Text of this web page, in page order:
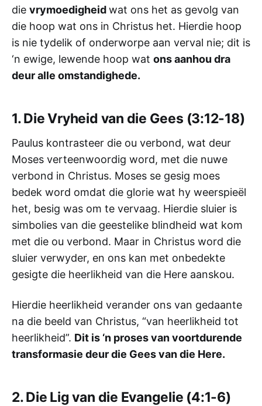
die vrymoedigheidwat ons het as gevolg van
die hoop wat ons in Christus het. Hierdie hoop
is nie tydelik of onderworpe aan verval nie; dit is
‘n ewige, lewende hoop wat ons aanhou dra
deur alle omstandighede.
1. Die Vryheid van die Gees (3:12-18)
Paulus kontrasteer die ou verbond, wat deur
Moses verteenwoordig word, met die nuwe
verbond in Christus. Moses se gesig moes
bedek word omdat die glorie wat hy weerspieël
het, besig was om te vervaag. Hierdie sluier is
simbolies van die geestelike blindheid wat kom
met die ou verbond. Maar in Christus word die
sluier verwyder, en ons kan met onbedekte
gesigte die heerlikheid van die Here aanskou.
Hierdie heerlikheid verander ons van gedaante
na die beeld van Christus, “van heerlikheid tot
heerlikheid”. Dit is ‘n proses van voortdurende
transformasie deur die Gees van die Here.
2. Die Lig van die Evangelie (4:1-6)